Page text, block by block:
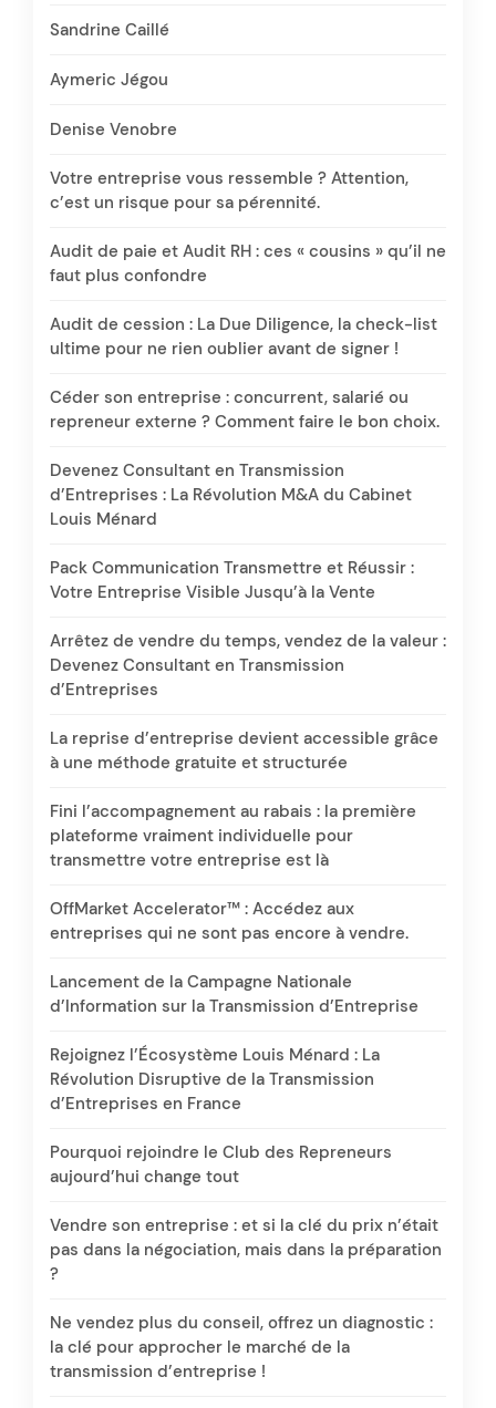
Sandrine Caillé
Aymeric Jégou
Denise Venobre
Votre entreprise vous ressemble ? Attention,
c’est un risque pour sa pérennité.
Audit de paie et Audit RH : ces « cousins » qu’il ne
faut plus confondre
Audit de cession : La Due Diligence, la check-list
ultime pour ne rien oublier avant de signer !
Céder son entreprise : concurrent, salarié ou
repreneur externe ? Comment faire le bon choix.
Devenez Consultant en Transmission
d’Entreprises : La Révolution M&A du Cabinet
Louis Ménard
Pack Communication Transmettre et Réussir :
Votre Entreprise Visible Jusqu’à la Vente
Arrêtez de vendre du temps, vendez de la valeur :
Devenez Consultant en Transmission
d’Entreprises
La reprise d’entreprise devient accessible grâce
à une méthode gratuite et structurée
Fini l’accompagnement au rabais : la première
plateforme vraiment individuelle pour
transmettre votre entreprise est là
OffMarket Accelerator™ : Accédez aux
entreprises qui ne sont pas encore à vendre.
Lancement de la Campagne Nationale
d’Information sur la Transmission d’Entreprise
Rejoignez l’Écosystème Louis Ménard : La
Révolution Disruptive de la Transmission
d’Entreprises en France
Pourquoi rejoindre le Club des Repreneurs
aujourd’hui change tout
Vendre son entreprise : et si la clé du prix n’était
pas dans la négociation, mais dans la préparation
?
Ne vendez plus du conseil, offrez un diagnostic :
la clé pour approcher le marché de la
transmission d’entreprise !